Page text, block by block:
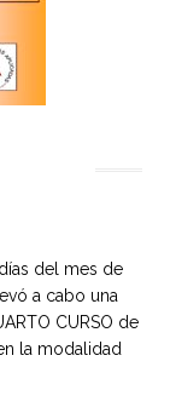
del mes de
a cabo una
CURSO de
la modalidad